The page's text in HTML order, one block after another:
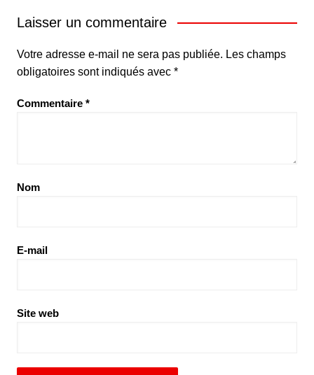
Laisser un commentaire
Votre adresse e-mail ne sera pas publiée. Les champs
obligatoires sont indiqués avec *
Commentaire *
Nom
E-mail
Site web